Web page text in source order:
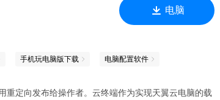
电脑
手机玩电脑版下载 电脑配置软件
重定向发布给操作者。云终端作为实现天翼云电脑的载